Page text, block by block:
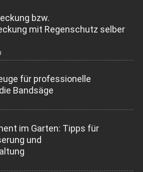
bzw.
mit Regenschutz selber
für professionelle
Bandsäge
im Garten: Tipps für
und